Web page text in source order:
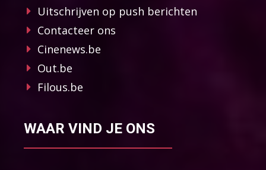
Uitschrijven op push berichten
Contacteer ons
Cinenews.be
Out.be
Filous.be
WAAR VIND JE ONS